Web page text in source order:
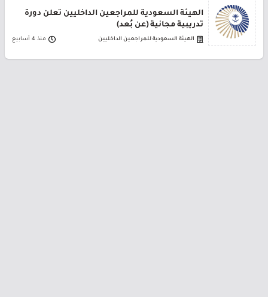
الهيئة السعودية للمراجعين الداخليين تعلن دورة
تدريبية مجانية (عن بُعد)
الهيئة السعودية للمراجعين الداخليين منذ 4 أسابيع